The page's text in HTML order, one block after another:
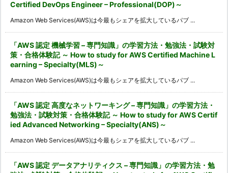
Certified DevOps Engineer – Professional(DOP)～
Amazon Web Services(AWS)は今最もシェアを拡大しているパブ ...
「AWS 認定 機械学習 – 専門知識」の学習方法・勉強法・試験対
策・合格体験記 ～ How to study for AWS Certified Machine L
earning – Specialty(MLS)～
Amazon Web Services(AWS)は今最もシェアを拡大しているパブ ...
「AWS 認定 高度なネットワーキング – 専門知識」の学習方法・
勉強法・試験対策・合格体験記 ～ How to study for AWS Certif
ied Advanced Networking – Specialty(ANS)～
Amazon Web Services(AWS)は今最もシェアを拡大しているパブ ...
「AWS 認定 データアナリティクス – 専門知識」の学習方法・勉